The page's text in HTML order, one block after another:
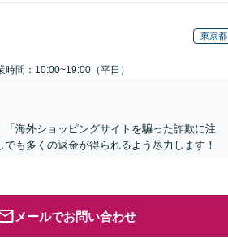
東京都
時間：10:00~19:00（平日）
海外ショッピングサイトを騙った詐欺に注
も多くの返金が得られるよう尽力します！
メールでお問い合わせ